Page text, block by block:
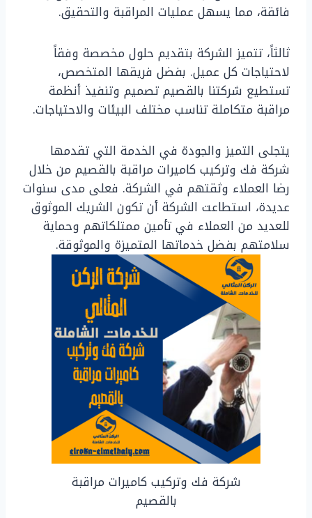
فائقة، مما يسهل عمليات المراقبة والتحقيق.
ثالثاً، تتميز الشركة بتقديم حلول مخصصة وفقاً
لاحتياجات كل عميل. بفضل فريقها المتخصص،
تستطيع شركتنا بالقصيم تصميم وتنفيذ أنظمة
مراقبة متكاملة تناسب مختلف البيئات والاحتياجات.
يتجلى التميز والجودة في الخدمة التي تقدمها
شركة فك وتركيب كاميرات مراقبة بالقصيم من خلال
رضا العملاء وثقتهم في الشركة. فعلى مدى سنوات
عديدة، استطاعت الشركة أن تكون الشريك الموثوق
للعديد من العملاء في تأمين ممتلكاتهم وحماية
سلامتهم بفضل خدماتها المتميزة والموثوقة.
شركة فك وتركيب كاميرات مراقبة
بالقصيم